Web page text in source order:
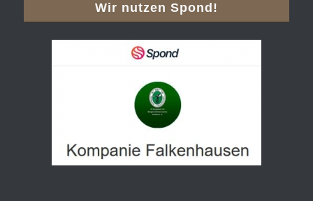
Wir nutzen Spond!